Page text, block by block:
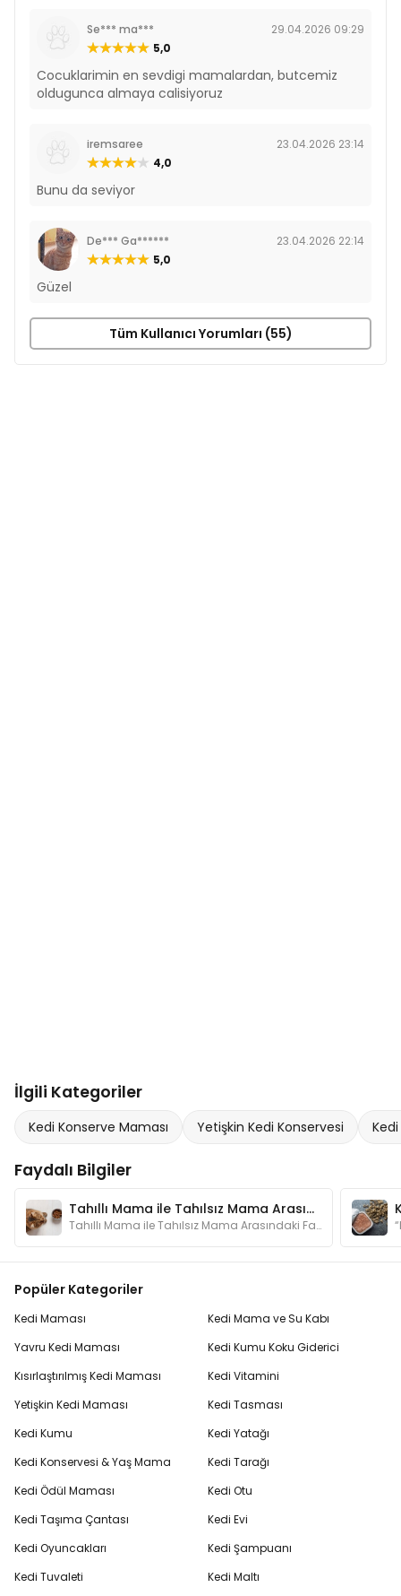
Se*** ma***
29.04.2026 09:29
5,0
Cocuklarimin en sevdigi mamalardan, butcemiz
oldugunca almaya calisiyoruz
iremsaree
23.04.2026 23:14
4,0
Bunu da seviyor
De*** Ga******
23.04.2026 22:14
5,0
Güzel
Tüm Kullanıcı Yorumları (55)
İlgili Kategoriler
Kedi Konserve Maması Yetişkin Kedi Konservesi
Faydalı Bilgiler
Tahıllı Mama ile Tahılsız Mama Arasındaki Fark Nedir?
Tahıllı Mama ile Tahılsız Mama Arasındaki Fark Nedir?
Popüler Kategoriler
Kedi Maması
Yavru Kedi Maması
Kısırlaştırılmış Kedi Maması
Yetişkin Kedi Maması
Kedi Kumu
Kedi Konservesi & Yaş Mama
Kedi Ödül Maması
Kedi Taşıma Çantası
Kedi Oyuncakları
Kedi Tuvaleti
Kedi Mama ve Su Kabı
Kedi Kumu Koku Giderici
Kedi Vitamini
Kedi Tasması
Kedi Yatağı
Kedi Tarağı
Kedi Otu
Kedi Evi
Kedi Şampuanı
Kedi Maltı